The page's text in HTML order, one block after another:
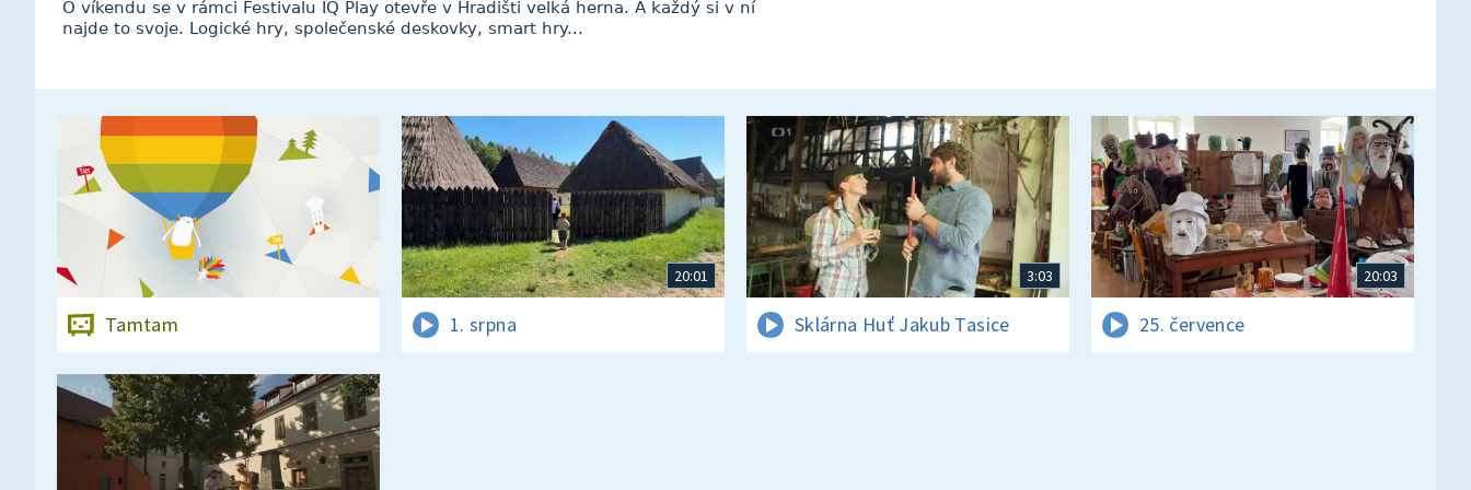
O víkendu se v rámci Festivalu IQ Play otevře v Hradišti velká herna. A každý si v ní
najde to svoje. Logické hry, společenské deskovky, smart hry...
Tamtam
20:01
1. srpna
3:03
Sklárna Huť Jakub Tasice
20:03
25. července